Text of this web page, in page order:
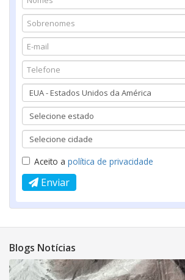
Aceito a política de privacidade
Enviar
Blogs Notícias